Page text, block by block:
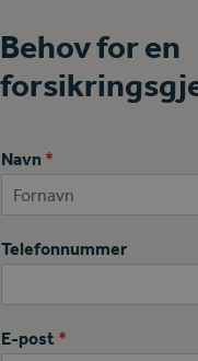
Behov for en
Navn *
Telefonnummer
E-post *